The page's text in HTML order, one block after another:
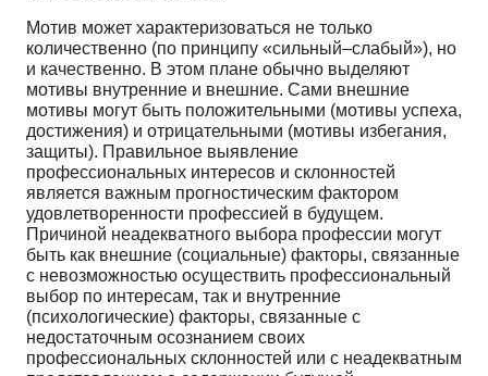
Мотив может характеризоваться не только
количественно (по принципу «сильный–слабый»), но
и качественно. В этом плане обычно выделяют
мотивы внутренние и внешние. Сами внешние
мотивы могут быть положительными (мотивы успеха,
достижения) и отрицательными (мотивы избегания,
защиты). Правильное выявление
профессиональных интересов и склонностей
является важным прогностическим фактором
удовлетворенности профессией в будущем.
Причиной неадекватного выбора профессии могут
быть как внешние (социальные) факторы, связанные
с невозможностью осуществить профессиональный
выбор по интересам, так и внутренние
(психологические) факторы, связанные с
недостаточным осознанием своих
профессиональных склонностей или с неадекватным